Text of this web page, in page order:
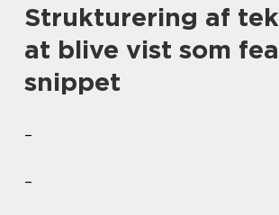
Strukturering af
at blive vist som
snippet
–
–